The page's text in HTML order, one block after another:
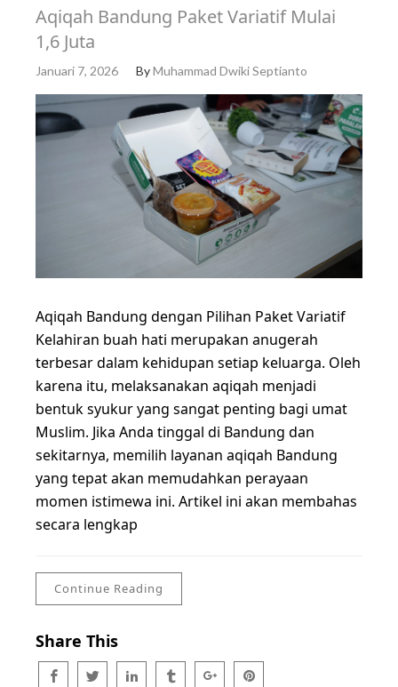
Aqiqah Bandung Paket Variatif Mulai
1,6 Juta
Januari 7, 2026 ByMuhammad Dwiki Septianto
Aqiqah Bandung dengan Pilihan Paket Variatif
Kelahiran buah hati merupakan anugerah
terbesar dalam kehidupan setiap keluarga. Oleh
karena itu, melaksanakan aqiqah menjadi
bentuk syukur yang sangat penting bagi umat
Muslim. Jika Anda tinggal di Bandung dan
sekitarnya, memilih layanan aqiqah Bandung
yang tepat akan memudahkan perayaan
momen istimewa ini. Artikel ini akan membahas
secara lengkap
Continue Reading
Share This